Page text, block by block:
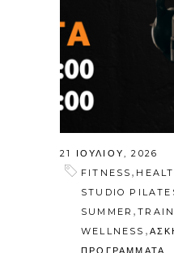
21 ΙΟΥΛΊΟΥ, 2026
FITNESS ,
STUDIO
SUMMER ,
WELLNESS ,
ΠΡΟΓΡΑΜΜΑΤΑ